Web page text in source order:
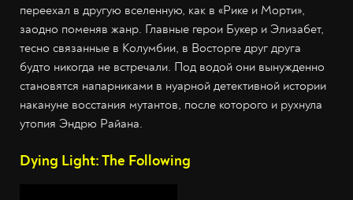
переехал в другую вселенную, как в «Рике и Морти»,
заодно поменяв жанр. Главные герои Букер и Элизабет,
тесно связанные в Колумбии, в Восторге друг друга
будто никогда не встречали. Под водой они вынужденно
становятся напарниками в нуарной детективной истории
накануне восстания мутантов, после которого и рухнула
утопия Эндрю Райана.
Dying Light: The Following